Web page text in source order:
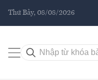
Thứ Bảy, 08/08/2026